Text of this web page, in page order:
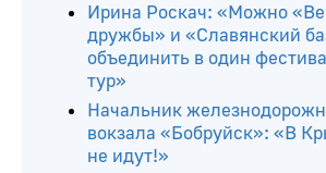
Ирина Роскач: «Можно
дружбы» и «Славянский
объединить в один
тур»
Начальник
вокзала «Бобруйск»: «В
не идут!»